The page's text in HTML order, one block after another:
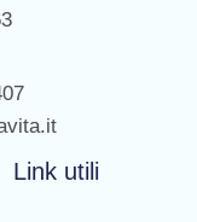
Link utili